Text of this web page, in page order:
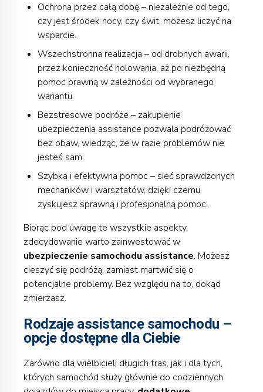
Ochrona przez całą dobę – niezależnie od tego,
czy jest środek nocy, czy świt, możesz liczyć na
wsparcie.
Wszechstronna realizacja – od drobnych awarii,
przez konieczność holowania, aż po niezbędną
pomoc prawną w zależności od wybranego
wariantu.
Bezstresowe podróże – zakupienie
ubezpieczenia assistance pozwala podróżować
bez obaw, wiedząc, że w razie problemów nie
jesteś sam.
Szybka i efektywna pomoc – sieć sprawdzonych
mechaników i warsztatów, dzięki czemu
zyskujesz sprawną i profesjonalną pomoc.
Biorąc pod uwagę te wszystkie aspekty,
zdecydowanie warto zainwestować w
ubezpieczenie samochodu assistance. Możesz
cieszyć się podróżą, zamiast martwić się o
potencjalne problemy. Bez względu na to, dokąd
zmierzasz.
Rodzaje assistance samochodu –
opcje dostępne dla Ciebie
Zarówno dla wielbicieli długich tras, jak i dla tych,
których samochód służy głównie do codziennych